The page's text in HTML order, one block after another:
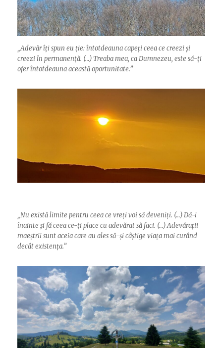
„Adevăr îți spun eu ție: întotdeauna capeți ceea ce creezi și
creezi în permanență. (…) Treaba mea, ca Dumnezeu, este să-ți
ofer întotdeauna această oportunitate.”
„Nu există limite pentru ceea ce vreți voi să deveniți. (…) Dă-i
înainte și fă ceea ce-ți place cu adevărat să faci. (…) Adevărații
maeștrii sunt aceia care au ales să-și câștige viața mai curând
decât existența.”